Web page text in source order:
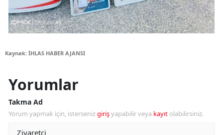
Kaynak: İHLAS HABER AJANSI
Yorumlar
Takma Ad
Yorum yapmak için, istersenizgirişyapabilir veya kayıt olabilirsiniz.